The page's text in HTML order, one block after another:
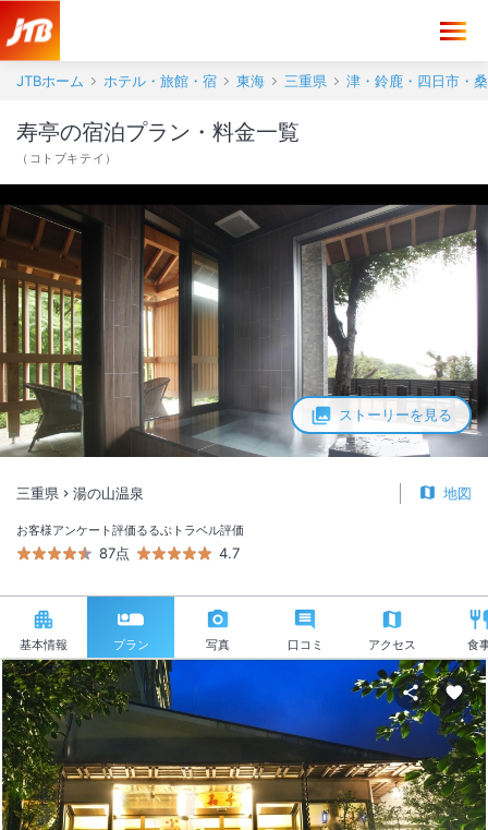
JTBホーム ホテル・旅館・宿 東海 三重県 津・鈴鹿・四日市・
ストーリーを見る
寿亭の宿泊プラン・料金一覧
（ コトブキテイ ）
三重県 湯の山温泉 地図
お客様アンケート評価
87点
るるぶトラベル評価
4.7
基本情報 プラン 写真 口コミ アクセス 食